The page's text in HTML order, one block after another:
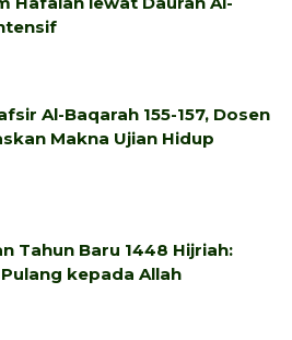
Al-Baqarah 155-157, Dosen
Makna Ujian Hidup
Tahun Baru 1448 Hijriah:
kepada Allah